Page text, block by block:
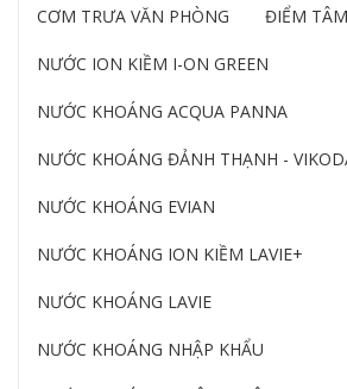
CƠM TRƯA VĂN PHÒNG ĐIỂM
NƯỚC ION KIỀM I-ON GREEN
NƯỚC KHOÁNG ACQUA PANNA
NƯỚC KHOÁNG ĐẢNH THẠNH -
NƯỚC KHOÁNG EVIAN
NƯỚC KHOÁNG ION KIỀM LAVIE+
NƯỚC KHOÁNG LAVIE
NƯỚC KHOÁNG NHẬP KHẨU